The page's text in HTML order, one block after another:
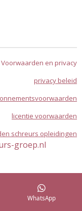
Voorwaarden en privacy
privacy beleid
licentie voorwaarden
schreurs opleidingen
groep.nl
WhatsApp